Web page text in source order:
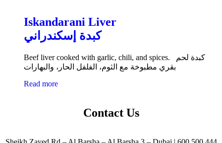
Iskandarani Liver
كبدة إسكندراني
Beef liver cooked with garlic, chili, and spices. كبدة لحم
بقري مطبوخة مع الثوم، الفلفل الحار، والبهارات
Read more
Contact Us